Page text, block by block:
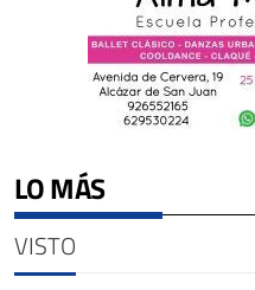
LO MÁS
VISTO